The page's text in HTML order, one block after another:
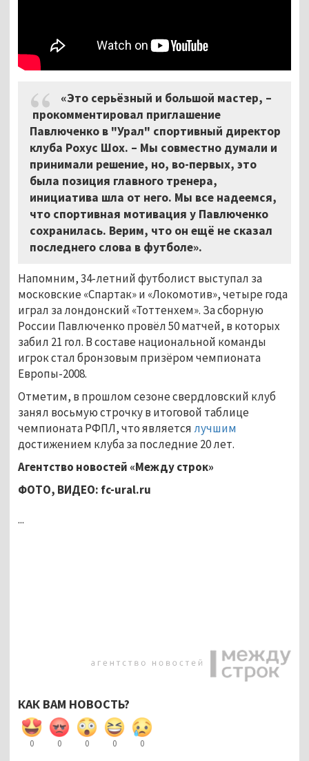
«Это серьёзный и большой мастер, –
прокомментировал приглашение
Павлюченко в "Урал" спортивный директор
клуба Рохус Шох. – Мы совместно думали и
принимали решение, но, во-первых, это
была позиция главного тренера,
инициатива шла от него. Мы все надеемся,
что спортивная мотивация у Павлюченко
сохранилась. Верим, что он ещё не сказал
последнего слова в футболе».
Напомним, 34-летний футболист выступал за
московские «Спартак» и «Локомотив», четыре года
играл за лондонский «Тоттенхем». За сборную
России Павлюченко провёл 50 матчей, в которых
забил 21 гол. В составе национальной команды
игрок стал бронзовым призёром чемпионата
Европы-2008.
Отметим, в прошлом сезоне свердловский клуб
занял восьмую строчку в итоговой таблице
чемпионата РФПЛ, что являетсялучшим
достижением клуба за последние 20 лет.
Агентство новостей «Между строк»
ФОТО, ВИДЕО: fc-ural.ru
...
КАК ВАМ НОВОСТЬ?
0 0 0 0 0